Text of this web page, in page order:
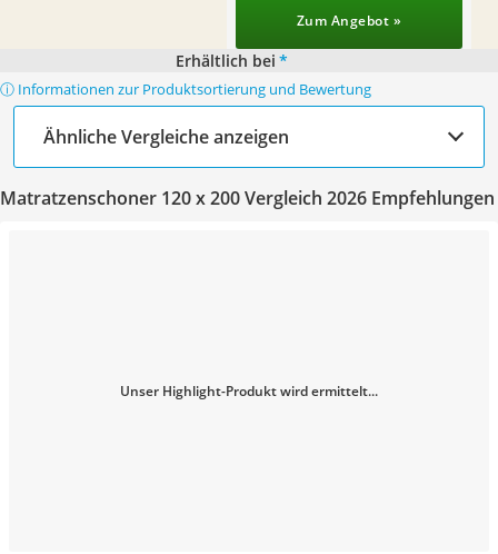
Zum Angebot »
Erhältlich bei *
ⓘ Informationen zur Produktsortierung und Bewertung
Ähnliche Vergleiche anzeigen
Matratzenschoner 120 x 200 Vergleich 2026 Empfehlungen
Unser Highlight-Produkt wird ermittelt...